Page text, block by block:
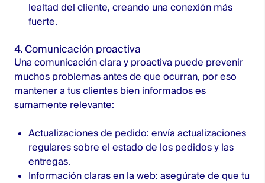
lealtad del cliente, creando una conexión más
fuerte.
4. Comunicación proactiva
Una comunicación clara y proactiva puede prevenir
muchos problemas antes de que ocurran, por eso
mantener a tus clientes bien informados es
sumamente relevante:
Actualizaciones de pedido: envía actualizaciones
regulares sobre el estado de los pedidos y las
entregas.
Información claras en la web: asegúrate de que tu